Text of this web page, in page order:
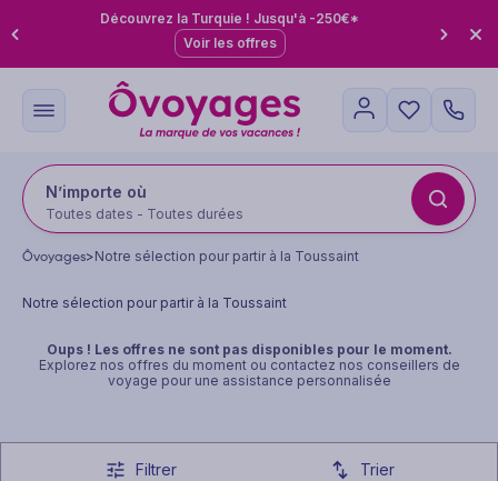
Découvrez la Turquie ! Jusqu'à -250€*
Voir les offres
N’importe où
Toutes dates - Toutes durées
Ôvoyages>Notre sélection pour partir à la Toussaint
Notre sélection pour partir à la Toussaint
Oups ! Les offres ne sont pas disponibles pour le moment.
Explorez nos offres du momentou contactez nos conseillers de
voyage pour une assistance personnalisée
Filtrer Trier